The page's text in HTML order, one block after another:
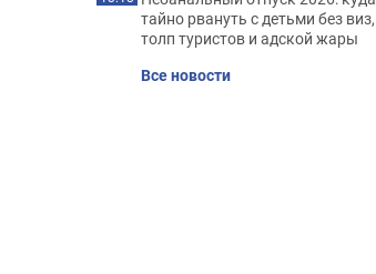
тайно рвануть с детьми без виз,
толп туристов и адской жары
Все новости